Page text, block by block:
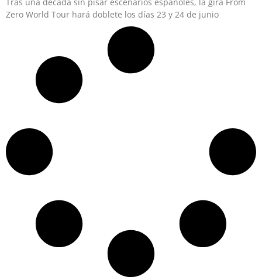
Zero World Tour hará doblete los días 23 y 24 de junio